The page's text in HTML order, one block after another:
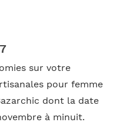
sur votre
pour femme
dont la date
à minuit.